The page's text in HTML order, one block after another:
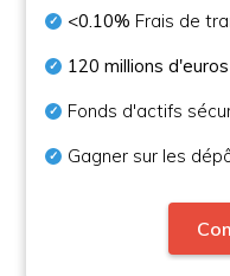
<0.10% Frais de
120 millions d'euros
Fonds d'actifs
Gagner sur les